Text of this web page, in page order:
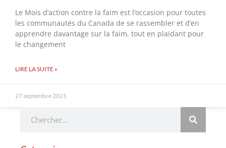
Le Mois d’action contre la faim est l’occasion pour toutes
les communautés du Canada de se rassembler et d’en
apprendre davantage sur la faim, tout en plaidant pour
le changement
LIRE LA SUITE »
27 septembre 2021